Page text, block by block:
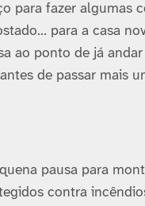
para fazer algumas
para a casa
ao ponto de já
de passar mais
pausa para
contra